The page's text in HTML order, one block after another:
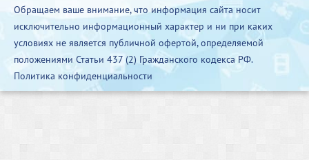
Обращаем ваше внимание, что информация сайта носит
исключительно информационный характер и ни при каких
условиях не является публичной офертой, определяемой
положениями Статьи 437 (2) Гражданского кодекса РФ.
Политика конфиденциальности